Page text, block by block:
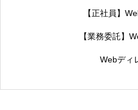
【正社員】
【業務委託】
Webディ